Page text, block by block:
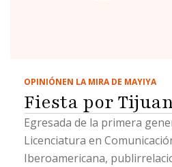
OPINIÓNEN LA MIRA DE MAYIYA
Fiesta por
Egresada de la primera
Licenciatura en
Iberoamericana,